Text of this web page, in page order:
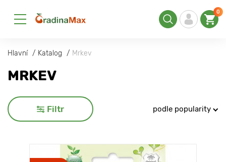
0
Hlavní Katalog Mrkev
MRKEV
Filtr podle popularity